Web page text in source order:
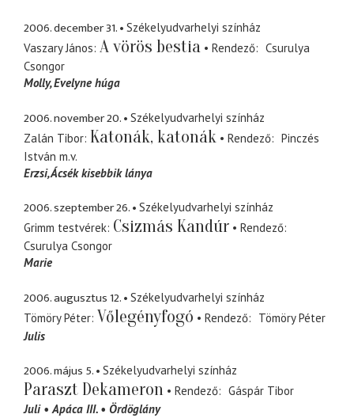
2006. december 31.
Székelyudvarhelyi színház
Vaszary János A vörös bestia Rendező
Csurulya
Csongor
Molly Evelyne húga
2006. november 20.
Székelyudvarhelyi színház
Zalán Tibor Katonák, katonák Rendező
Pinczés
István m.v.
Erzsi Ácsék kisebbik lánya
2006. szeptember 26.
Székelyudvarhelyi színház
Grimm testvérek Csizmás Kandúr
Rendező
Csurulya Csongor
Marie
2006. augusztus 12.
Székelyudvarhelyi színház
Tömöry Péter Vőlegényfogó Rendező
Tömöry Péter
Julis
2006. május 5. Székelyudvarhelyi színház
Paraszt Dekameron Rendező
Gáspár Tibor
Juli
Apáca III. Ördöglány